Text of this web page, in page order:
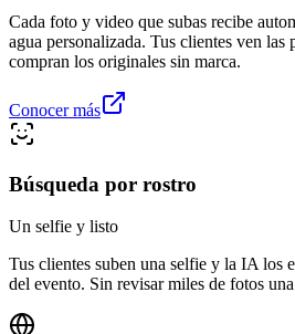
Cada foto y video que subas recibe
agua personalizada. Tus clientes ven las
compran los originales sin marca.
Conocer más
Búsqueda por rostro
Un selfie y listo
Tus clientes suben una selfie y la IA los
del evento. Sin revisar miles de fotos